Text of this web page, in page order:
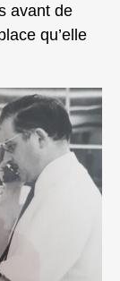
avant de
qu’elle